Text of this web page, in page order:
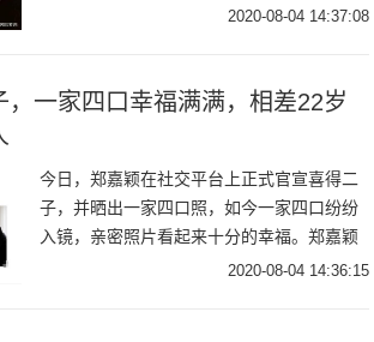
拳、螳螂拳、少林拳等等。因为李小龙事迹
2020-08-04 14:37:08
，一家四口幸福满满，相差22岁
今日，郑嘉颖在社交平台上正式官宣喜得二
子，并晒出一家四口照，如今一家四口纷纷
入镜，亲密照片看起来十分的幸福。郑嘉颖
的老婆是陈凯琳，年纪比自己小22岁，现在
2020-08-04 14:36:15